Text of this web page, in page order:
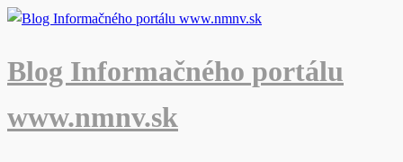
Skip
content
Blog Informačného portálu
www.nmnv.sk